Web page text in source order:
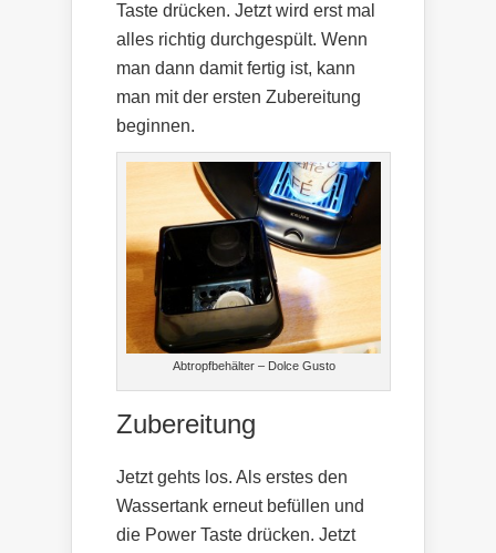
Taste drücken. Jetzt wird erst mal
alles richtig durchgespült. Wenn
man dann damit fertig ist, kann
man mit der ersten Zubereitung
beginnen.
Abtropfbehälter – Dolce Gusto
Zubereitung
Jetzt gehts los. Als erstes den
Wassertank erneut befüllen und
die Power Taste drücken. Jetzt